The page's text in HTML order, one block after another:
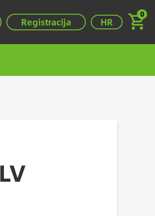
Registracija Válassza ki a
HR
0